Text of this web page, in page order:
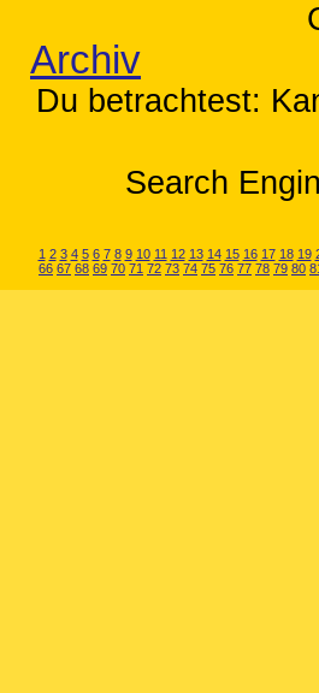
Archiv
Du betrachtest:
Search
1 2 3 4 5 6 7 8 9 10 11 12 13 14 15 16 17 18 19
66 67 68 69 70 71 72 73 74 75 76 77 78 79 80